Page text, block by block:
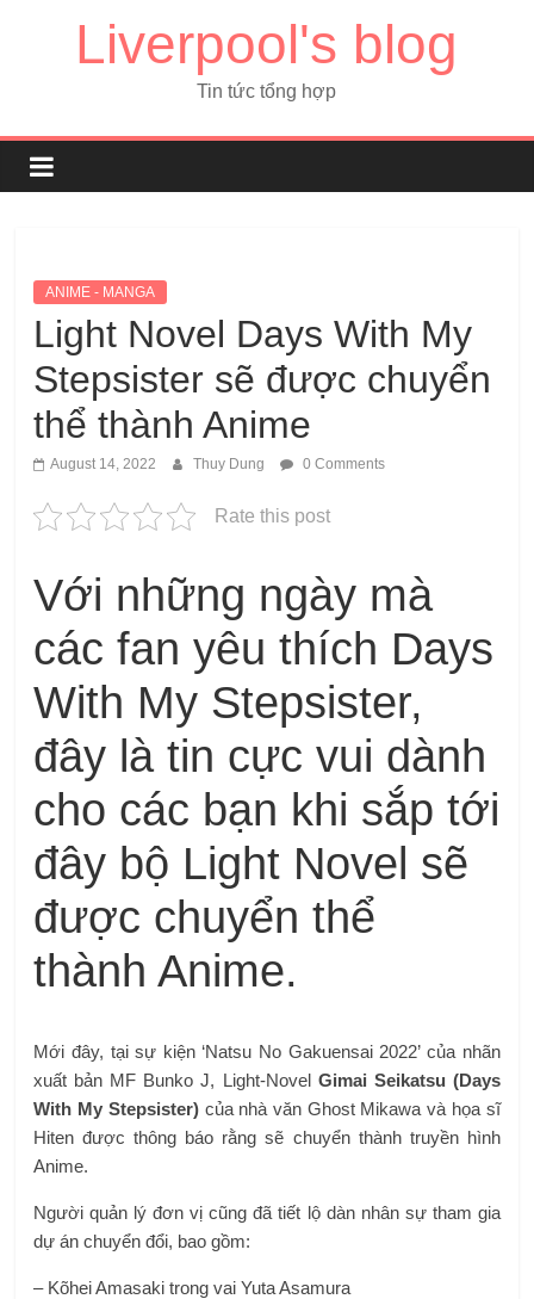
Liverpool's blog
Tin tức tổng hợp
ANIME - MANGA
Light Novel Days With My
Stepsister sẽ được chuyển
thể thành Anime
August 14, 2022 Thuy Dung 0 Comments
Rate this post
Với những ngày mà
các fan yêu thích Days
With My Stepsister,
đây là tin cực vui dành
cho các bạn khi sắp tới
đây bộ Light Novel sẽ
được chuyển thể
thành Anime.
Mới đây, tại sự kiện ‘Natsu No Gakuensai 2022’ của nhãn
xuất bản MF Bunko J, Light-Novel Gimai Seikatsu (Days
With My Stepsister)của nhà văn Ghost Mikawa và họa sĩ
Hiten được thông báo rằng sẽ chuyển thành truyền hình
Anime.
Người quản lý đơn vị cũng đã tiết lộ dàn nhân sự tham gia
dự án chuyển đổi, bao gồm:
– Kõhei Amasaki trong vai Yuta Asamura